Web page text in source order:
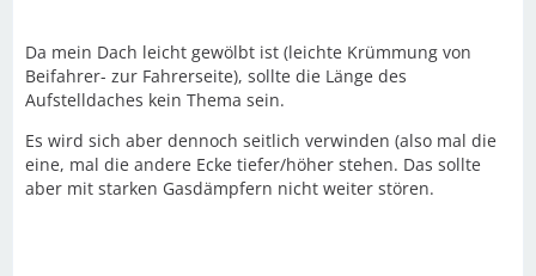
Da mein Dach leicht gewölbt ist (leichte Krümmung von
Beifahrer- zur Fahrerseite), sollte die Länge des
Aufstelldaches kein Thema sein.
Es wird sich aber dennoch seitlich verwinden (also mal die
eine, mal die andere Ecke tiefer/höher stehen. Das sollte
aber mit starken Gasdämpfern nicht weiter stören.